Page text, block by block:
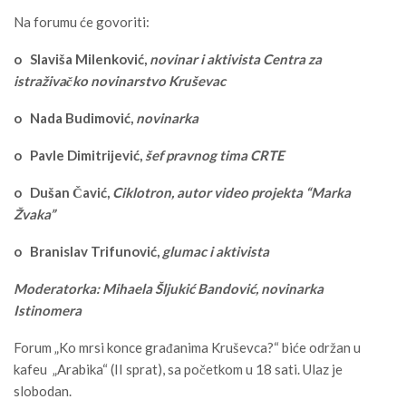
Na forumu će govoriti:
o Slaviša Milenković, novinar i aktivista Centra za
istraživačko novinarstvo Kruševac
o Nada Budimović, novinarka
o Pavle Dimitrijević, šef pravnog tima CRTE
o Dušan Čavić, Ciklotron, autor video projekta “Marka
Žvaka”
o Branislav Trifunović, glumac i aktivista
Moderatorka: Mihaela Šljukić Bandović, novinarka
Istinomera
Forum „Ko mrsi konce građanima Kruševca?“ biće održan u
kafeu „Arabika“ (II sprat), sa početkom u 18 sati. Ulaz je
slobodan.